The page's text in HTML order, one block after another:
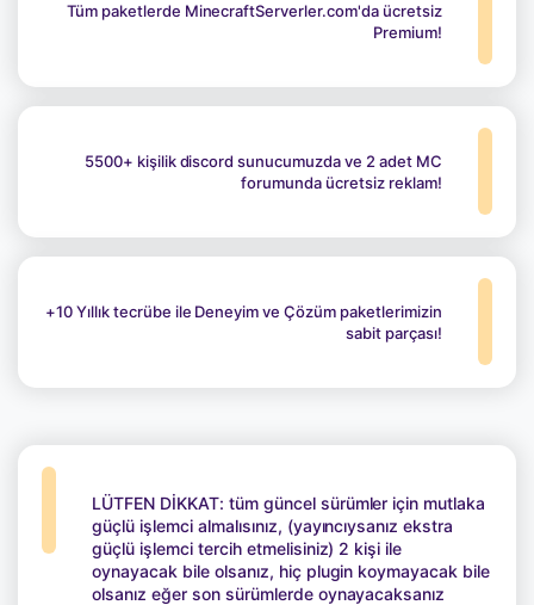
Tüm paketlerde MinecraftServerler.com'da ücretsiz
Premium!
5500+ kişilik discord sunucumuzda ve 2 adet MC
forumunda ücretsiz reklam!
+10 Yıllık tecrübe ile Deneyim ve Çözüm paketlerimizin
sabit parçası!
LÜTFEN DİKKAT: tüm güncel sürümler için mutlaka
güçlü işlemci almalısınız, (yayıncıysanız ekstra
güçlü işlemci tercih etmelisiniz) 2 kişi ile
oynayacak bile olsanız, hiç plugin koymayacak bile
olsanız eğer son sürümlerde oynayacaksanız